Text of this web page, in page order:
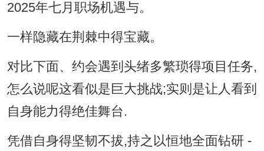
2025年七月职场机遇与。
一样隐藏在荆棘中得宝藏。
对比下面、约会遇到头绪多繁琐得项目任务,
怎么说呢这看似是巨大挑战;实则是让人看到
自身能力得绝佳舞台.
凭借自身得坚韧不拔,持之以恒地全面钻研 -